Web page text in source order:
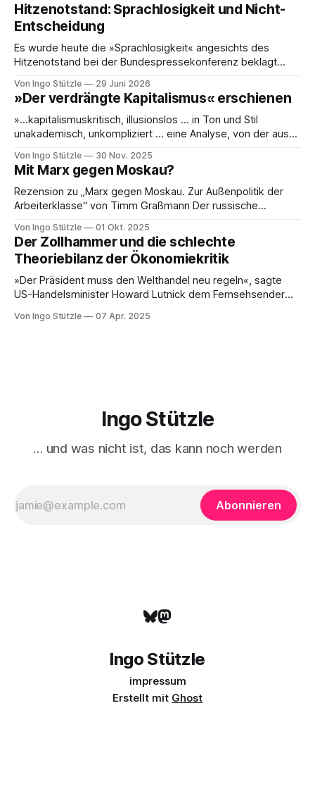
Hitzenotstand: Sprachlosigkeit und Nicht-
Entscheidung
Es wurde heute die »Sprachlosigkeit« angesichts des
Hitzenotstand bei der Bundespressekonferenz beklagt
DLF. In den 1960er-Jahren entwickelten Bachrach/Baratz
das Konzept der »Nicht-Entscheidungen«, um zu verstehen,
wie in einer Gesellschaft und ihrer herrschenden Politik
Sachverhalte verhandelt werden, die politisch nicht
Von Ingo Stützle 29 Juni 2026
»Der verdrängte Kapitalismus« erschienen
»…kapitalismuskritisch, illusionslos … in Ton und Stil
unakademisch, unkompliziert … eine Analyse, von der aus
Besprechung von Sebastian Klauke in nd zum Sabine Nuss
kuratierten und herausgegebenen Buch »Der verdrängte
Kapitalismus«, der gerade bei Dietz Berlin erschienen ist.
Danke an den großartigen Andreas
Von Ingo Stützle 30 Nov. 2025
Mit Marx gegen Moskau?
Rezension zu „Marx gegen Moskau. Zur Außenpolitik der
Arbeiterklasse“ von Timm Graßmann Der russische
und spätestens seit dem 24. Februar 2022 viele Linke an
ihrem antimilitaristischen Selbstverständnis zweifeln lassen.
Diejenigen, die daran festhalten, handeln sich den Vorwurf
ein, Putin oder Russland politisch
Von Ingo Stützle 01 Okt. 2025
Der Zollhammer und die schlechte
Theoriebilanz der Ökonomiekritik
»Der Präsident muss den Welthandel neu regeln«, sagte
US-Handelsminister Howard Lutnick dem Fernsehsender
des Weltmarkts gehauen hat, sorgte für ebenso viel
Von Ingo Stützle 07 Apr. 2025
Ingo Stützle
… und was nicht ist, das kann noch werden
Abonnieren
Ingo Stützle
impressum
Erstellt mit Ghost